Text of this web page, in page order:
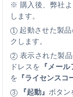
※ 購入後、弊社
します。
1 起動させた製
クします。
2
表示された製
ドレスを
『メー
を 『ライセンスコ
3 『起動』 ボタン